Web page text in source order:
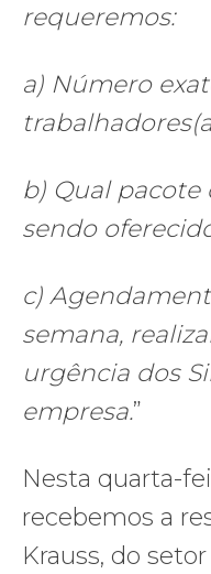
requeremos:
a) Número
b) Qual pacote
sendo
c)
semana,
urgência dos
empresa.”
Nesta quarta-
recebemos a
Krauss, do